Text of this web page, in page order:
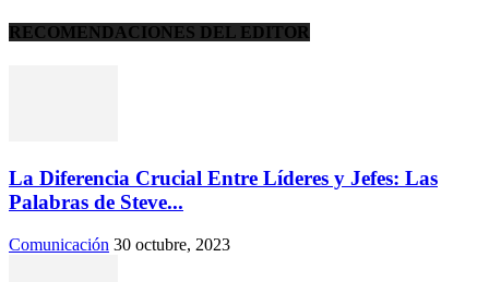
RECOMENDACIONES DEL EDITOR
La Diferencia Crucial Entre Líderes y Jefes: Las
Palabras de Steve...
Comunicación 30 octubre, 2023